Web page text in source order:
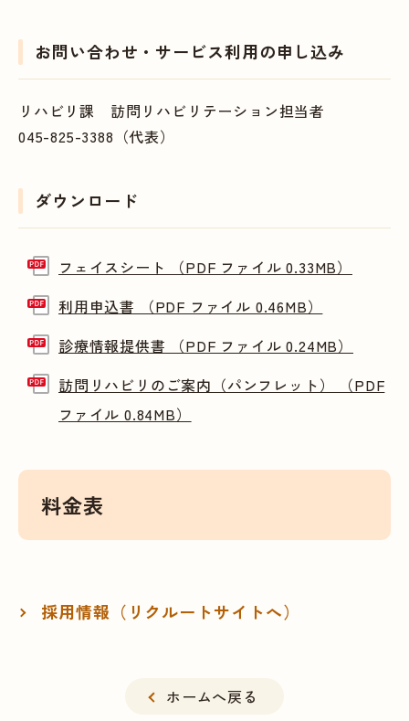
お問い合わせ・サービス利用の申し込み
リハビリ課 訪問リハビリテーション担当者
045-825-3388（代表）
ダウンロード
フェイスシート （PDF ファイル 0.33MB）
利用申込書 （PDF ファイル 0.46MB）
診療情報提供書 （PDF ファイル 0.24MB）
訪問リハビリのご案内（パンフレット） （PDF
ファイル 0.84MB）
料金表
採用情報（リクルートサイトへ）
ホームへ戻る